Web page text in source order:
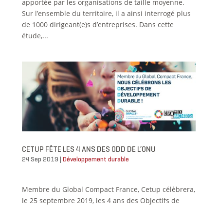
apportée par les organisations de taille moyenne.
Sur l’ensemble du territoire, il a ainsi interrogé plus
de 1000 dirigeant(e)s d’entreprises. Dans cette
étude,...
CETUP FÊTE LES 4 ANS DES ODD DE L’ONU
24 Sep 2019 Développement durable
Membre du Global Compact France, Cetup célèbrera,
le 25 septembre 2019, les 4 ans des Objectifs de